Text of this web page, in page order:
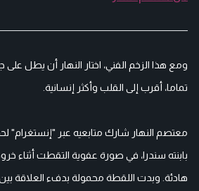
ومع هذا الزخم الفني، اختار النهار أن يطل
تماما، أقرب إلى القلب وأكثر إنسانية.
معتصم النهار شارك متابعيه عبر "إنستغرام"
بابنته سندرا، في صورة عفوية التقطت أثناء
هادئة. وبدت اللقطة محمولة بدفء العلاقة بين